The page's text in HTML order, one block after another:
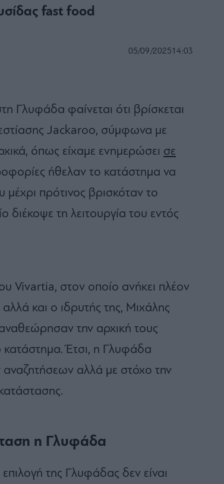
fast food
05/09/202514:03
Γλυφάδα φαίνεται ότι βρίσκεται
Jackaroo, σύμφωνα με
όπως είχαμε ενημερώσει σε
ήθελαν το κατάστημα να
μέχρι πρότινος βρισκόταν το
διέκοψε τη λειτουργία του εντός
Vivartia, στον οποίο ανήκει πλέον
και ο ιδρυτής της, Μιχάλης
την αρχική τους
κατάστημα. Έτσι, η Γλυφάδα
αναζητήσεων αλλά με στόχο την
η Γλυφάδα
της Γλυφάδας δεν είναι